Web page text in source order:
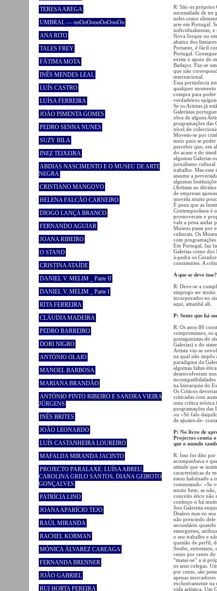
TERESA AREGA
UMBRAL — ooOoOoooOoOooOo
ANA RITO
TALES FREY
FÁTIMA MOTA
INÊS MENDES LEAL
LUÍS CASTRO
LUÍSA FERREIRA
JOÃO PIMENTA GOMES
PEDRO SENNA NUNES
SUZY BILA
INEZ TEIXEIRA
ABDIAS NASCIMENTO E O MUSEU DE ARTE
NEGRA
CRISTIANO MANGOVO
HELENA FALCÃO CARNEIRO
DIOGO LANÇA BRANCO
FERNANDO AGUIAR
JOANA RIBEIRO
O STAND
CRISTINA ATAÍDE
DANIEL V. MELIM _ Parte II
DANIEL V. MELIM _ Parte I
RITA FERREIRA
CLÁUDIA MADEIRA
PEDRO BARREIRO
DORI NIGRO
ANTÓNIO OLAIO
MANOEL BARBOSA
MARIANA BRANDÃO
ANTÓNIO PINTO RIBEIRO E SANDRA VIEIRA
JÜRGENS
INÊS BRITES
JOÃO LEONARDO
LUÍS CASTANHEIRA LOUREIRO
MAFALDA MIRANDA JACINTO
PROJECTO PARALAXE: LUÍSA ABREU,
CAROLINA GRILO SANTOS, DIANA GEIROTO
GONÇALVES
PATRÍCIA LINO
JOANA APARÍCIO TEJO
RAÚL MIRANDA
RACHEL KORMAN
MÓNICA ÁLVAREZ CAREAGA
FERNANDA BRENNER
JOÃO GABRIEL
RUI HORTA PEREIRA
R: São os próprios
necessidade de ter
neles como
arte em Portugal.
individualmente, e
Nova Iorque ou
abaixo dos
Portanto, é fácil
Portugal.
existe o apoio do
Badajoz. Faz-se
que não
internacional.
Essa pertinência
qualquer
compra para
verdadeiros
Se os Artistas já
Galeristas
obra de alguns
programações das
nível do
Movem-se por
meio para se
perceber que, em
do acaso e do
algumas Galerias
jornalismo cultural
trabalho. Mas
assume a
algumas
(Artistas ao
de empresas
movida muito
É pena que as
Contemporânea é
promoveram e
vale a pena andar
Museus passe por
culturais. Os
com
Em Portugal, faz
Galerias como dos
à-pedra os
consistentes. A
A que se deve isso?
R: Deve-se a
emprego ser muito
incorporados no
aqui, amanhã ali.
P: Sente que há
R: Os anos 80
compromissos, os
protagonistas do
Galerias) e do
Artista viu-se
na qual não impôs
paradigma da
algumas faltas
desenvolveram
incompatibilidades
na hierarquia do
Os Críticos
criticadas com
uma crítica teórica
programações das
ou «Só falo
de ajustes-de-
P: No livro de
Projectos consta
que o mundo
R: Isso foi dito por
acompanhava e
atitude que se
características de
estou habituado a
comentando: «Se
muito bem; se
conceito ético não
conheço-o há
Sou Galerista
Dealers mas eu
não prescindo
secundário quando
emergentes,
o seu trabalho e
questão de perfil,
Soube, entretanto,
cento por cento do
“matar-se” a si
os seus colegas.
por cento, são
apenas
exclusivamente na
vida artística. Um